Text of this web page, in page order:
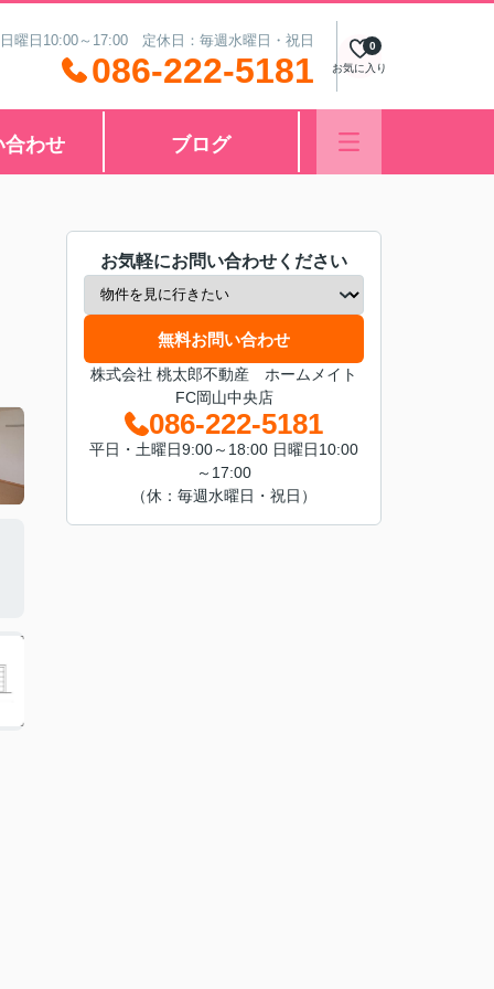
曜日10:00～17:00 定休日：毎週水曜日・祝日
086-222-5181 お気に入り
0
合わせ ブログ
お気軽にお問い合わせください
無料お問い合わせ
株式会社 桃太郎不動産 ホームメイト
FC岡山中央店
086-222-5181
平日・土曜日9:00～18:00 日曜日10:00
～17:00
（休：毎週水曜日・祝日）